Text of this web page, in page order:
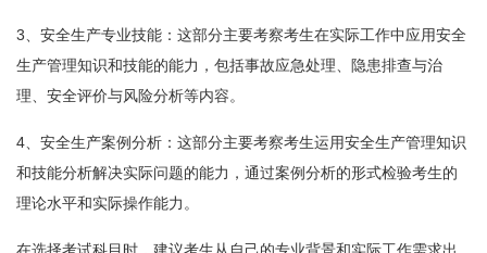
3、安全生产专业技能：这部分主要考察考生在实际工作中应用安全
生产管理知识和技能的能力，包括事故应急处理、隐患排查与治
理、安全评价与风险分析等内容。
4、安全生产案例分析：这部分主要考察考生运用安全生产管理知识
和技能分析解决实际问题的能力，通过案例分析的形式检验考生的
理论水平和实际操作能力。